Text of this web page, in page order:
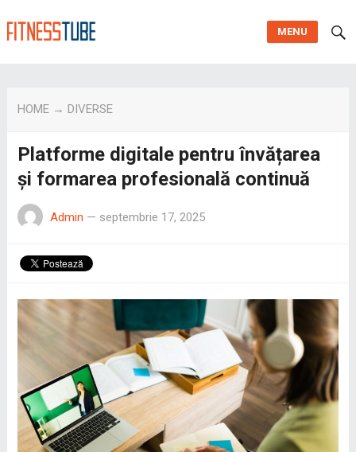
MENU
HOME→ DIVERSE
Platforme digitale pentru învățarea
și formarea profesională continuă
Admin — septembrie 17, 2025